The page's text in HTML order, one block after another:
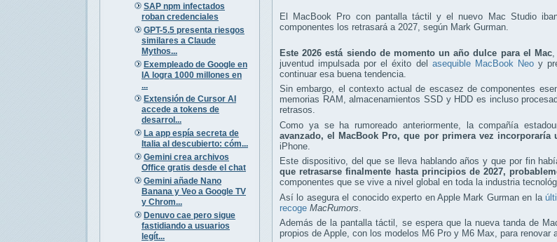
SAP npm infectados
roban credenciales
GPT-5.5 presenta riesgos
similares a Claude
Mythos...
Exempleado de Google en
IA logra 1000 millones en
...
Extensión de Cursor AI
accede a tokens de
desarrol...
La app espía secreta de
Italia al descubierto: cóm...
Gemini crea archivos
Office gratis desde el chat
Gemini añade Nano
Banana y Veo a Google TV
y Chrom...
Denuvo cae pero sigue
fastidiando a usuarios
legít...
El MacBook Pro con pantalla táctil y el nuevo Mac Studio
componentes los retrasará a 2027, según Mark Gurman.
Este 2026 está siendo de momento un año dulce para el Mac
juventud impulsada por el éxito del asequible MacBook Neoy
continuar esa buena tendencia.
Sin embargo, el contexto actual de escasez de componentes
memorias RAM, almacenamientos SSD y HDD es incluso
retrasos.
Como ya se ha rumoreado anteriormente, la compañía
avanzado, el MacBook Pro, que por primera vez incorporaría
iPhone.
Este dispositivo, del que se lleva hablando años y que por fin
que retrasarse finalmente hasta principios de 2027,
componentes que se vive a nivel global en toda la industria
Así lo asegura el conocido experto en Apple Mark Gurman en la
recoge MacRumors
Además de la pantalla táctil, se espera que la nueva tanda de
propios de Apple, con los modelos M6 Pro y M6 Max, para renovar